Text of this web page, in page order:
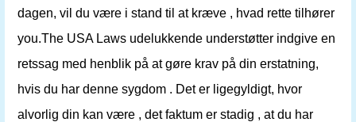
dagen, vil du være i stand til at kræve , hvad rette tilhører
you.The USA Laws udelukkende understøtter indgive en
retssag med henblik på at gøre krav på din erstatning,
hvis du har denne sygdom . Det er ligegyldigt, hvor
alvorlig din kan være , det faktum er stadig , at du har